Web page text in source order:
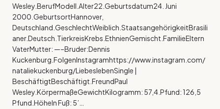
Wesley.BerufModell.Alter22.Geburtsdatum24. Juni
2000.GeburtsortHannover,
Deutschland.GeschlechtWeiblich.StaatsangehörigkeitBrasili
aner.Deutsch.TierkreisKrebs.EthnienGemischt.FamilieEltern
VaterMutter: —–Bruder:Dennis
Kuckenburg.FolgenInstagramhttps://www.instagram.com/
nataliekuckenburg/LiebeslebenSingle |
BeschäftigtBeschäftigt.FreundPaul
Wesley.KörpermaßeGewichtKilogramm: 57,4.Pfund: 126,5
Pfund.HöheIn Fuß: 5’…